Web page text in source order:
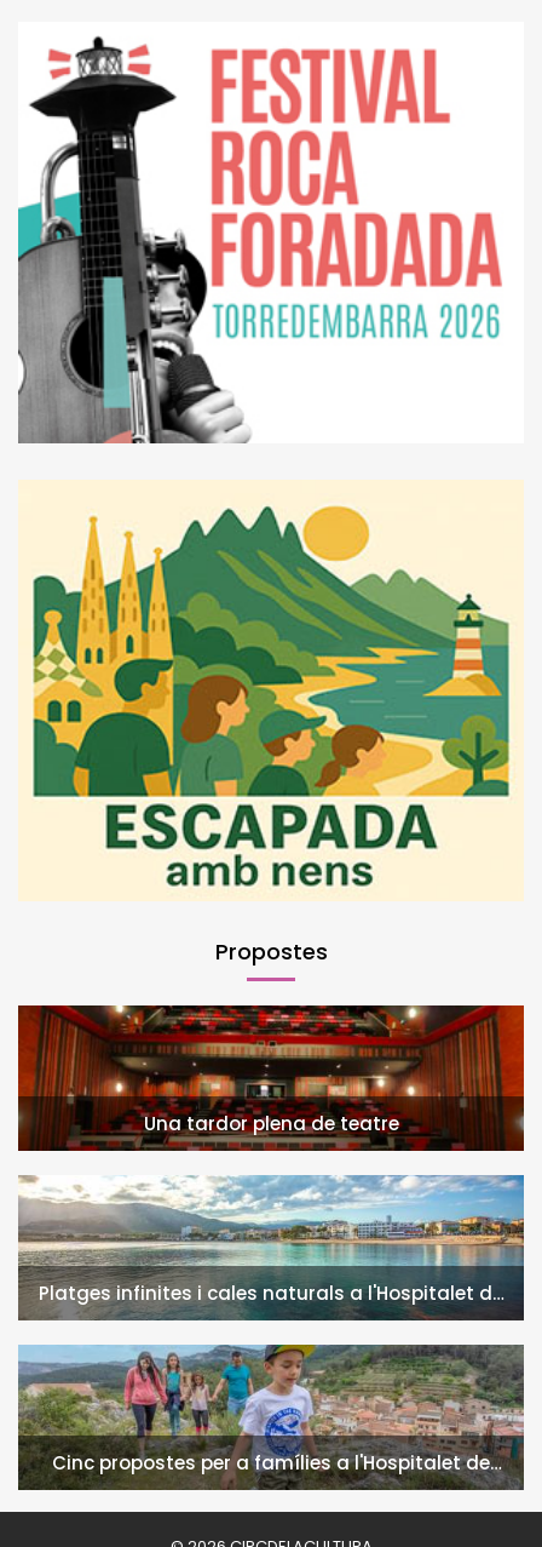
Propostes
Una tardor plena de teatre
Platges infinites i cales naturals a l'Hospitalet de
l'Infant i la Vall de Llors
Cinc propostes per a famílies a l'Hospitalet de
l'Infant i la Vall de Llors